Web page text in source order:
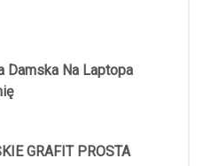
Damska Na Laptopa
GRAFIT PROSTA